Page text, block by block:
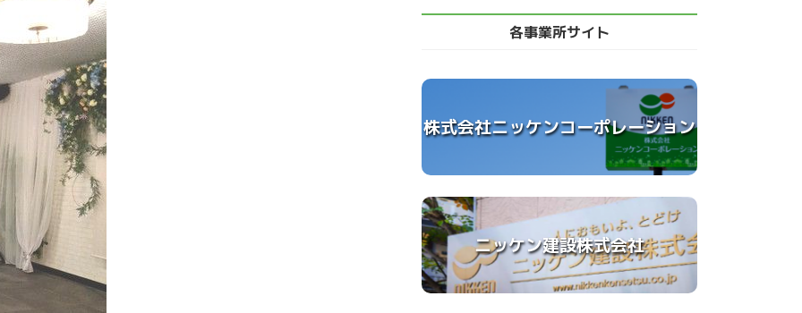
各事業所サイト
株式会社ニッケンコーポレーション
ニッケン建設株式会社